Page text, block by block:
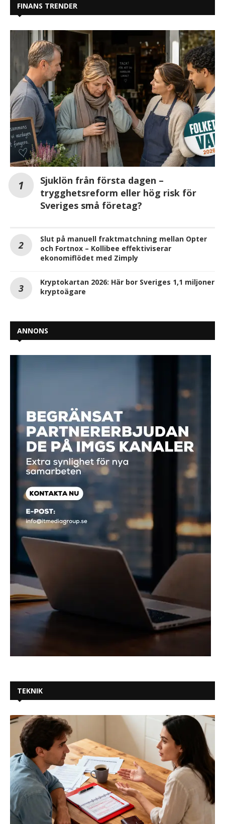
FINANS TRENDER
Sjuklön från första dagen –
trygghetsreform eller hög risk för
Sveriges små företag?
Slut på manuell fraktmatchning mellan Opter
och Fortnox – Kollibee effektiviserar
ekonomiflödet med Zimply
Kryptokartan 2026: Här bor Sveriges 1,1 miljoner
kryptoägare
ANNONS
TEKNIK